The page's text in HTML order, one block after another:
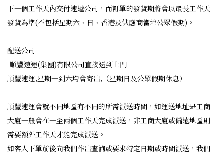
下一個工作天內交付速遞公司，而訂單的發貨期將會以最長工作天
發貨為準(不包括星期六、日、香港及供應商當地公眾假期)。
配送公司
-順豐速運(集團)有限公司直接送到上門
順豐速運,星期一到六均會寄出,（星期日及公眾假期休息）
順豐速運會就不同地區有不同的所需派送時間，如運送地址是工商
大廈一般會在一至兩個工作天完成派送，非工商大廈或偏遠地區則
需要額外工作天才能完成派送。
如客人下單前後向我們作出查詢或要求特定日期或時間派送，我們